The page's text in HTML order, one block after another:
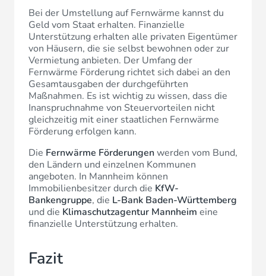
Bei der Umstellung auf Fernwärme kannst du
Geld vom Staat erhalten. Finanzielle
Unterstützung erhalten alle privaten Eigentümer
von Häusern, die sie selbst bewohnen oder zur
Vermietung anbieten. Der Umfang der
Fernwärme Förderung richtet sich dabei an den
Gesamtausgaben der durchgeführten
Maßnahmen. Es ist wichtig zu wissen, dass die
Inanspruchnahme von Steuervorteilen nicht
gleichzeitig mit einer staatlichen Fernwärme
Förderung erfolgen kann.
Die Fernwärme Förderungenwerden vom Bund,
den Ländern und einzelnen Kommunen
angeboten. In Mannheim können
Immobilienbesitzer durch die KfW-
Bankengruppe, die L-Bank Baden-Württemberg
und die Klimaschutzagentur Mannheim eine
finanzielle Unterstützung erhalten.
Fazit